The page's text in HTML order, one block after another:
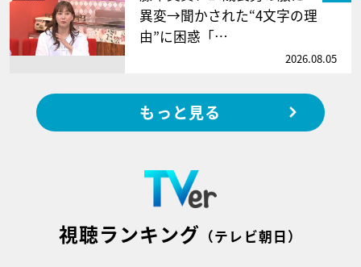
異変→聞かされた“4文字の理
由”に困惑「…
2026.08.05
もっと見る
視聴ランキング （テレビ朝日）